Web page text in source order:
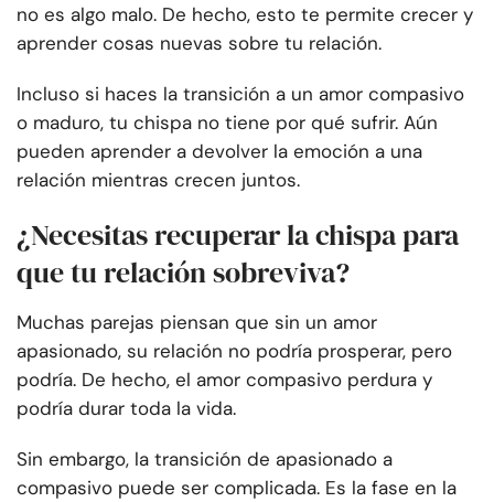
no es algo malo. De hecho, esto te permite crecer y
aprender cosas nuevas sobre tu relación.
Incluso si haces la transición a un amor compasivo
o maduro, tu chispa no tiene por qué sufrir. Aún
pueden aprender a devolver la emoción a una
relación mientras crecen juntos.
¿Necesitas recuperar la chispa para
que tu relación sobreviva?
Muchas parejas piensan que sin un amor
apasionado, su relación no podría prosperar, pero
podría. De hecho, el amor compasivo perdura y
podría durar toda la vida.
Sin embargo, la transición de apasionado a
compasivo puede ser complicada. Es la fase en la